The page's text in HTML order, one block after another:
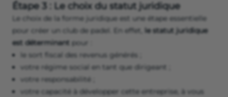
Étape 3 : Le choix du statut juridique
Le choix de la forme juridique est une étape essentielle
pour créer un club de padel. En effet,
le statut juridique
est déterminant pour :
le sort fiscal des revenus générés ;
votre régime social en tant que dirigeant ;
votre responsabilité ;
votre capacité à développer cette entreprise, à vous